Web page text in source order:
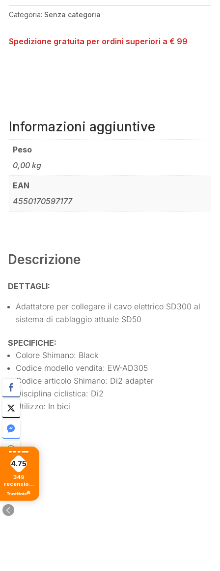
Categoria: Senza categoria
Spedizione gratuita per ordini superiori a € 99
Informazioni aggiuntive
Peso
0,00 kg
EAN
4550170597177
Descrizione
DETTAGLI:
Adattatore per collegare il cavo elettrico SD300 al
sistema di cablaggio attuale SD50
SPECIFICHE:
Colore Shimano: Black
Codice modello vendita: EW-AD305
Codice articolo Shimano: Di2 adapter
Disciplina ciclistica: Di2
Utilizzo: In bici
4.75
349
recensioni
di tutti i